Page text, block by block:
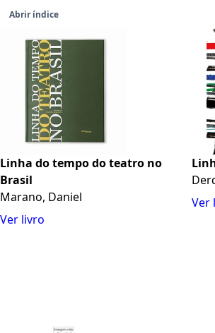
Abrir índice
Linha do tempo do teatro no
Brasil
Marano, Daniel
Ver livro
Ver